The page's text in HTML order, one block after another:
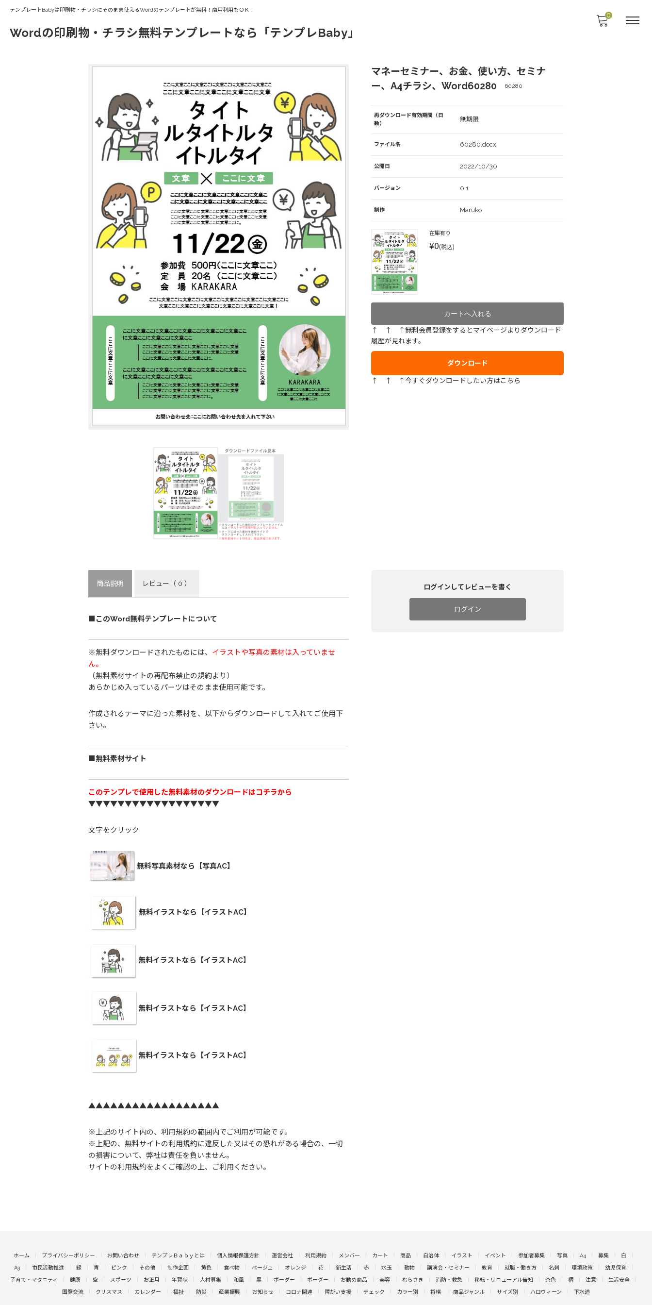
テンプレートBabyは印刷物・チラシにそのまま使えるWordのテンプレートが無料！商用利用もＯＫ！
Wordの印刷物・チラシ無料テンプレートなら「テンプレBaby」
0
マネーセミナー、お金、使い方、セミナ
ー、A4チラシ、Word60280
60280
再ダウンロード有効期間（日
数）
無期限
ファイル名 60280.docx
公開日 2022/10/30
バージョン 0.1
制作 Maruko
在庫有り
¥0(税込)
↑ ↑ ↑無料会員登録をするとマイページよりダウンロード
履歴が見れます。
ダウンロード
↑ ↑ ↑今すぐダウンロードしたい方はこちら
商品説明 レビュー （ 0 ）
■このWord無料テンプレートについて
※無料ダウンロードされたものには、 イラストや写真の素材は入っていませ
ん。
（無料素材サイトの再配布禁止の規約より）
あらかじめ入っているパーツはそのまま使用可能です。
作成されるテーマに沿った素材を、以下からダウンロードして入れてご使用下
さい。
■無料素材サイト
このテンプレで使用した無料素材のダウンロードはコチラから
▼▼▼▼▼▼▼▼▼▼▼▼▼▼▼▼▼▼
文字をクリック
無料写真素材なら【写真AC】
無料イラストなら【イラストAC】
無料イラストなら【イラストAC】
無料イラストなら【イラストAC】
無料イラストなら【イラストAC】
▲▲▲▲▲▲▲▲▲▲▲▲▲▲▲▲▲▲
※上記のサイト内の、利用規約の範囲内でご利用が可能です。
※上記の、無料サイトの利用規約に違反した又はその恐れがある場合の、一切
の損害について、弊社は責任を負いません。
サイトの利用規約をよくご確認の上、ご利用ください。
ログインしてレビューを書く
ログイン
ホーム プライバシーポリシー お問い合わせ テンプレＢａｂｙとは 個人情報保護方針 運営会社 利用規約 メンバー カート 商品 自治体 イラスト イベント 参加者募集 写真 A4 募集
白
A3
市民活動推進 緑 青 ピンク その他 制作企画 黄色 食べ物 ベージュ オレンジ 花 新生活 赤 水玉 動物 講演会・セミナー 教育 就職・働き方 名刺 環境政策
幼児保育
子育て・マタニティ
健康 空 スポーツ お正月 年賀状 人材募集 和風 黒 ボーダー ボーダー お勧め商品 美容 むらさき 消防・救急 移転・リニューアル告知 茶色 柄 注意
生活安全
国際交流
クリスマス カレンダー 福祉 防災 産業振興 お知らせ コロナ関連 障がい支援 チェック カラー別 将棋 商品ジャンル サイズ別 ハロウィーン 下水道